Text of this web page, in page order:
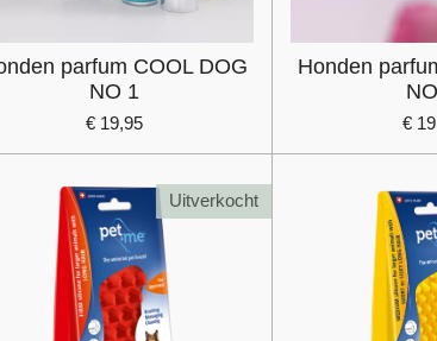
parfum COOL DOG
NO 1
€ 19,95
Honden
€
Uitverkocht